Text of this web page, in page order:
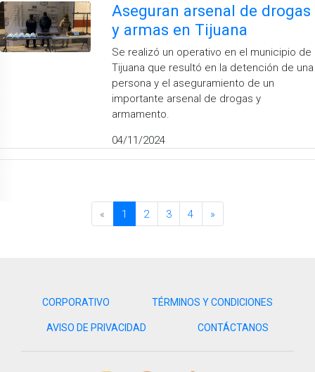
Aseguran arsenal de drogas
y armas en Tijuana
Se realizó un operativo en el municipio de
Tijuana que resultó en la detención de una
persona y el aseguramiento de un
importante arsenal de drogas y
armamento.
04/11/2024
« 1 2 3 4 »
CORPORATIVO TÉRMINOS Y CONDICIONES
AVISO DE PRIVACIDAD CONTÁCTANOS